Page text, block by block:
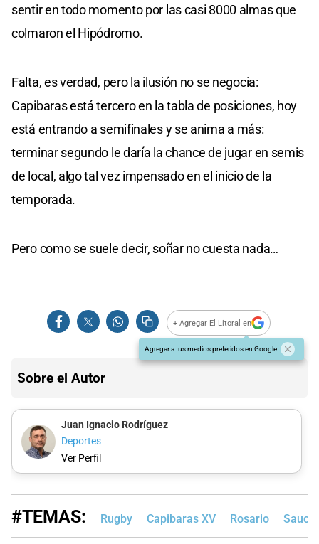
sentir en todo momento por las casi 8000 almas que
colmaron el Hipódromo.
Falta, es verdad, pero la ilusión no se negocia:
Capibaras está tercero en la tabla de posiciones, hoy
está entrando a semifinales y se anima a más:
terminar segundo le daría la chance de jugar en semis
de local, algo tal vez impensado en el inicio de la
temporada.
Pero como se suele decir, soñar no cuesta nada…
+ Agregar El Litoral en
Agregar a tus medios preferidos en Google
Sobre el Autor
Juan Ignacio Rodríguez
Deportes
Ver Perfil
#TEMAS: Rugby Capibaras XV Rosario Sauce